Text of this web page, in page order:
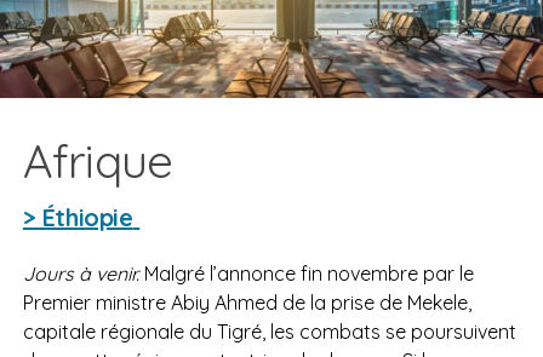
Afrique
> Éthiopie
Jours à venir. Malgré l’annonce fin novembre par le
Premier ministre Abiy Ahmed de la prise de Mekele,
capitale régionale du Tigré, les combats se poursuivent